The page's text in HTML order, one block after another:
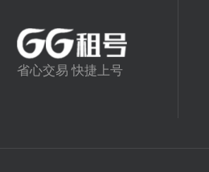
省心交易 快捷上号